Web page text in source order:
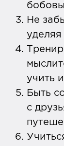
Не
учить
Быть
с